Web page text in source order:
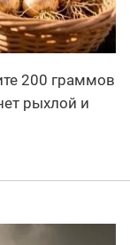
200 граммов
рыхлой и